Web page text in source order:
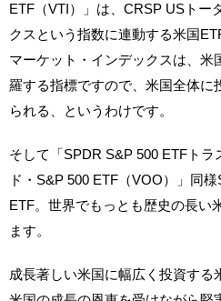
ETF（VTI）」は、CRSP USトー
クスという指数に連動する米国
マーケット・インデックスは、米
羅する指標ですので、米国全体に
られる、というわけです。
そして「SPDR S&P 500 ETFト
ド・S&P 500 ETF（VOO）」同
ETF。世界でもっとも歴史の長い
ます。
成長著しい米国に幅広く投資する